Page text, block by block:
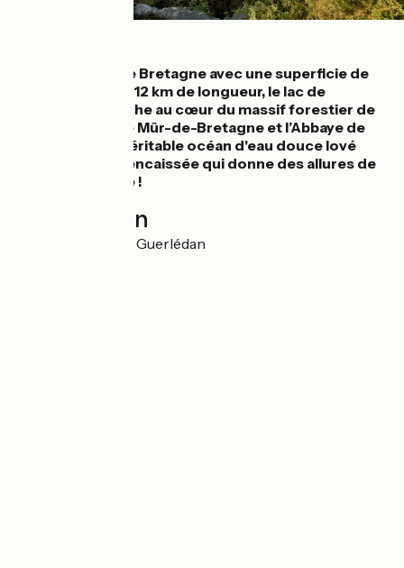
Plus grand lac de Bretagne avec une superficie de
400 hectares et 12 km de longueur, le lac de
Guerlédan se niche au cœur du massif forestier de
Quénécan, entre Mûr-de-Bretagne et l’Abbaye de
Bon Repos. Un véritable océan d'eau douce lové
dans une vallée encaissée qui donne des allures de
petite montagne !
Localisation
1 Pors Braz 22530 Guerlédan